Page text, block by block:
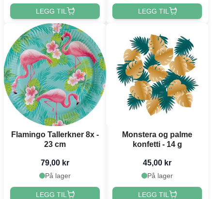
LEGG TIL LEGG TIL
Flamingo Tallerkner 8x -
23 cm
79,00 kr
På lager
LEGG TIL
Monstera og palme
konfetti - 14 g
45,00 kr
På lager
LEGG TIL